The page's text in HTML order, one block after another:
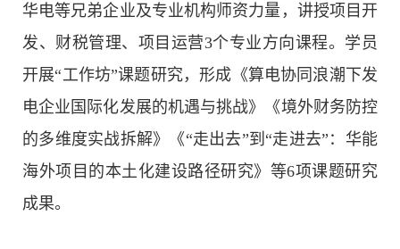
华电等兄弟企业及专业机构师资力量，讲授项目开
发、财税管理、项目运营3个专业方向课程。学员
开展“工作坊”课题研究，形成《算电协同浪潮下发
电企业国际化发展的机遇与挑战》《境外财务防控
的多维度实战拆解》《“走出去”到“走进去”：华能
海外项目的本土化建设路径研究》等6项课题研究
成果。